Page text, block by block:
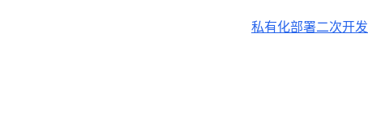
私有化部署二次开发